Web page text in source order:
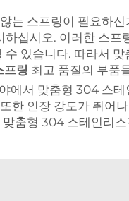
는 스프링이 필요하신
십시오. 이러한 스
있습니다. 따라서
프링 최고 품질의 부품
에서 맞춤형 304 스
한 인장 강도가 뛰어
춤형 304 스테인리